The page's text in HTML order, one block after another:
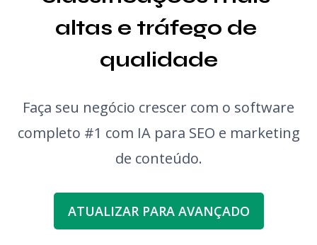
altas e tráfego de
qualidade
Faça seu negócio crescer com o software
completo #1 com IA para SEO e marketing
de conteúdo.
ATUALIZAR PARA AVANÇADO